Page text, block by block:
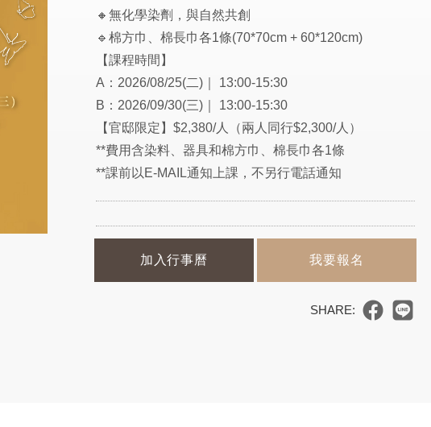
🔸無化學染劑，與自然共創
🔹棉方巾、棉長巾各1條(70*70cm + 60*120cm)
【課程時間】
A：2026/08/25(二)｜ 13:00-15:30
B：2026/09/30(三)｜ 13:00-15:30
【官邸限定】$2,380/人（兩人同行$2,300/人）
**費用含染料、器具和棉方巾、棉長巾各1條
**課前以E-MAIL通知上課，不另行電話通知
加入行事曆 我要報名